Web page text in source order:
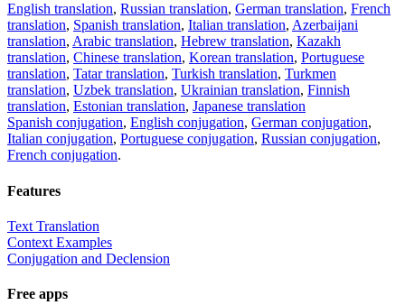
English translation, Russian translation, German translation, French
translation, Spanish translation, Italian translation, Azerbaijani
translation, Arabic translation, Hebrew translation, Kazakh
translation, Chinese translation, Korean translation, Portuguese
translation, Tatar translation, Turkish translation, Turkmen
translation, Uzbek translation, Ukrainian translation, Finnish
translation, Estonian translation, Japanese translation
Spanish conjugation, English conjugation, German conjugation,
Italian conjugation, Portuguese conjugation, Russian conjugation,
French conjugation.
Features
Text Translation
Context Examples
Conjugation and Declension
Free apps